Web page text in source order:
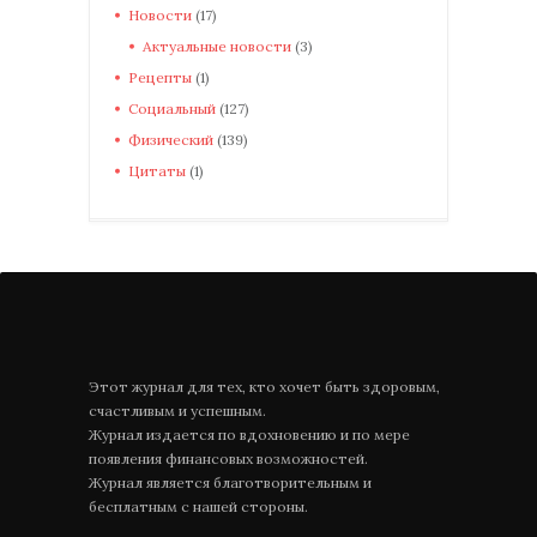
Новости (17)
Актуальные новости (3)
Рецепты (1)
Социальный (127)
Физический (139)
Цитаты (1)
Этот журнал для тех, кто хочет быть здоровым,
счастливым и успешным.
Журнал издается по вдохновению и по мере
появления финансовых возможностей.
Журнал является благотворительным и
бесплатным с нашей стороны.